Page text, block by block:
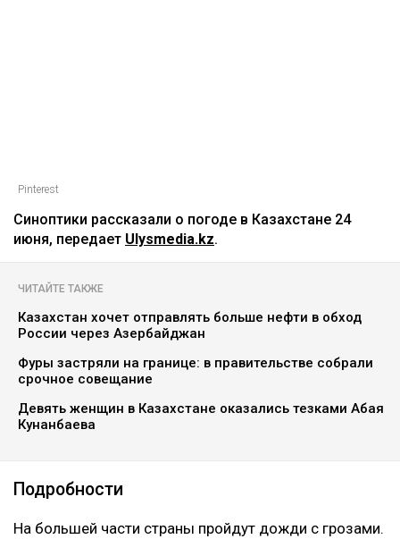
Pinterest
Синоптики рассказали о погоде в Казахстане 24
июня, передает Ulysmedia.kz.
ЧИТАЙТЕ ТАКЖЕ
Казахстан хочет отправлять больше нефти в обход
России через Азербайджан
Фуры застряли на границе: в правительстве собрали
срочное совещание
Девять женщин в Казахстане оказались тезками Абая
Кунанбаева
Подробности
‎На большей части страны пройдут дожди с грозами.